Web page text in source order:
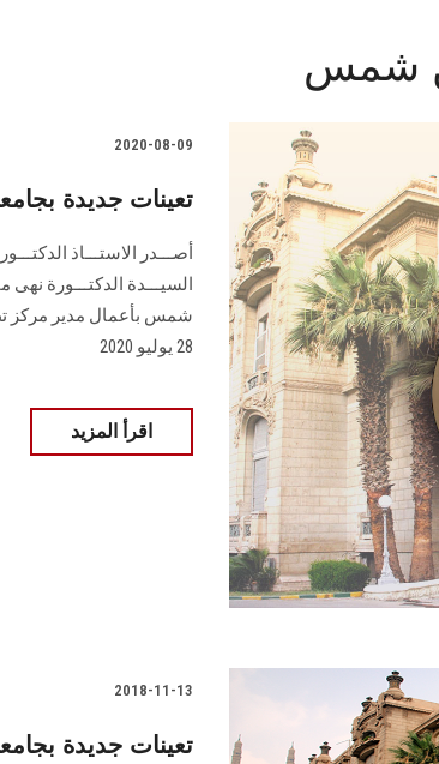
شمس
2020-08-09
تعينات جديدة
أصـــدر الاستـــاذ
السيـــدة الدكتـــورة
شمس بأعمال مدير مركز
28 يوليو 2020
اقرأ المزيد
2018-11-13
تعينات جديدة